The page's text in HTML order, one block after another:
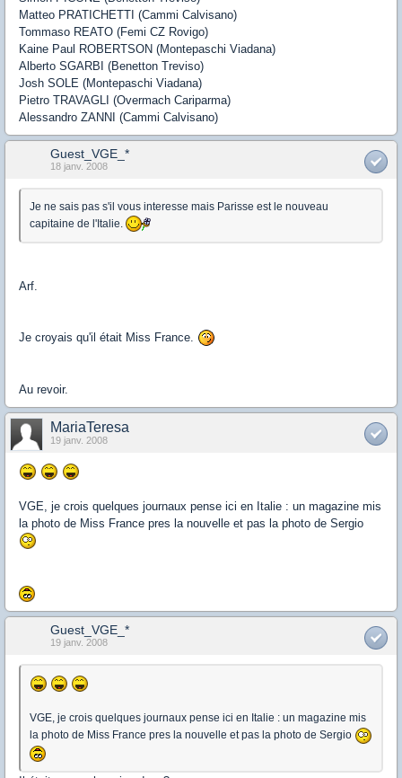
Matteo PRATICHETTI (Cammi Calvisano)
Tommaso REATO (Femi CZ Rovigo)
Kaine Paul ROBERTSON (Montepaschi Viadana)
Alberto SGARBI (Benetton Treviso)
Josh SOLE (Montepaschi Viadana)
Pietro TRAVAGLI (Overmach Cariparma)
Alessandro ZANNI (Cammi Calvisano)
Guest_VGE_*
18 janv. 2008
Je ne sais pas s'il vous interesse mais Parisse est le nouveau
capitaine de l'Italie.
Arf.
Je croyais qu'il était Miss France.
Au revoir.
MariaTeresa
19 janv. 2008
VGE, je crois quelques journaux pense ici en Italie : un magazine mis
la photo de Miss France pres la nouvelle et pas la photo de Sergio
Guest_VGE_*
19 janv. 2008
VGE, je crois quelques journaux pense ici en Italie : un magazine mis
la photo de Miss France pres la nouvelle et pas la photo de Sergio